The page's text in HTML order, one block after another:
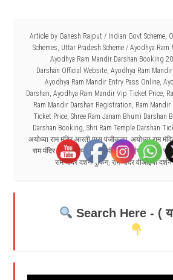
Article by Ganesh Rajput / Indian Govt Scheme,
Schemes, Uttar Pradesh Scheme / Ayodhya Ram
Ayodhya Ram Mandir Darshan Booking
Darshan Official Website, Ayodhya Ram
Ayodhya Ram Mandir Entry Pass Online,
Darshan, Ayodhya Ram Mandir Vip Ticket Price,
Ram Mandir Darshan Registration, Ram Mandir
Ticket Price, Shree Ram Janam Bhumi Darshan
Darshan Booking, Shri Ram Temple Darshan
अयोध्या राम मंदिर आरती पास पंजीकरण,अयोध्या राम
राम मंदिर बुकिंग,अयोध्या राम मंदिर वीआईपी टिकट ,
राम मंदिर दर्शन बुकिंग, राम मंदिर वीआईपी
Search Here - (